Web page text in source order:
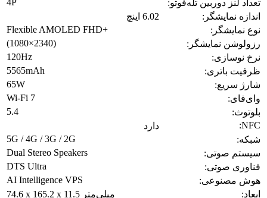
تعداد لنز دوربین تله‌فوتو:
اندازه نمایشگر:
6.02 اینچ
نوع نمایشگر:
Flexible AMOLED FHD+
رزولوشن نمایشگر:
(1080×2340)
نرخ نوسازی:
120Hz
ظرفیت باتری:
5565mAh
شارژ سریع:
65W
وای‌فای:
Wi‑Fi 7
بلوتوث:
5.4
NFC:
دارد
شبکه:
5G / 4G / 3G / 2G
سیستم صوتی:
Dual Stereo Speakers
فناوری صوتی:
DTS Ultra
هوش مصنوعی:
AI Intelligence VPS
ابعاد:
74.6 x 165.2 x 11.5 میلی‌متر